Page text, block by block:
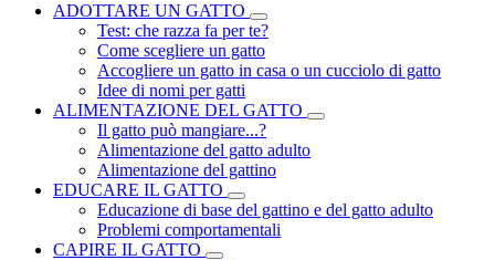
ADOTTARE UN GATTO
Test: che razza fa per te?
Come scegliere un gatto
Accogliere un gatto in casa o un cucciolo di gatto
Idee di nomi per gatti
ALIMENTAZIONE DEL GATTO
Il gatto può mangiare...?
Alimentazione del gatto adulto
Alimentazione del gattino
EDUCARE IL GATTO
Educazione di base del gattino e del gatto adulto
Problemi comportamentali
CAPIRE IL GATTO